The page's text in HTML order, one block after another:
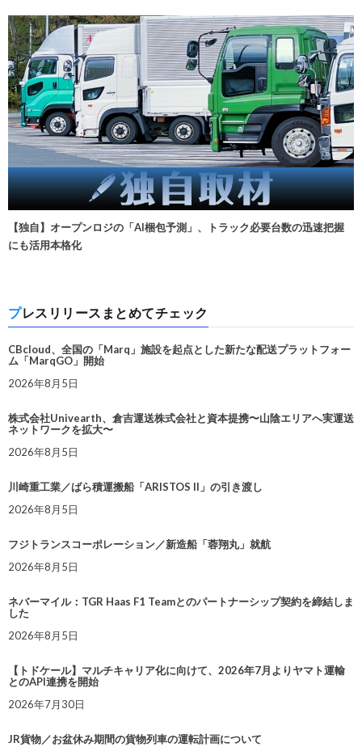
【独自】オープンロジの「AI梱包予測」、トラック必要台数の迅速把握
にも活用本格化
プレスリリースまとめてチェック
CBcloud、全国の「Marq」施設を起点とした新たな配送プラットフォー
ム「MarqGO」開始
2026年8月5日
株式会社Univearth、倉吉運送株式会社と資本提携〜山陰エリアへ実運送
ネットワークを拡大〜
2026年8月5日
川崎重工業／ばら積運搬船「ARISTOS II」の引き渡し
2026年8月5日
フジトランスコーポレーション／新造船「蓉翔丸」就航
2026年8月5日
ネバーマイル：TGR Haas F1 Teamとのパートナーシップ契約を締結しま
した
2026年8月5日
【トドケール】マルチキャリア化に向けて、2026年7月よりヤマト運輸
とのAPI連携を開始
2026年7月30日
JR貨物／お盆休み期間の貨物列車の運転計画について